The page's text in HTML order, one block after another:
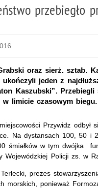
przebiegło
oraz sierż. sztab.
jeden z
Kaszubski”.
w limicie czasowym biegu.
Przywidz odbył
Na dystansach 100, 50 i
śmiałków w tym dwójka
Wojewódzkiej Policji zs. w
prezes
morskich, ponieważ